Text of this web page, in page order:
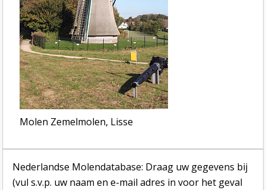
Molen Zemelmolen, Lisse
Nederlandse Molendatabase: Draag uw gegevens bij
(vul s.v.p. uw naam en e-mail adres in voor het geval